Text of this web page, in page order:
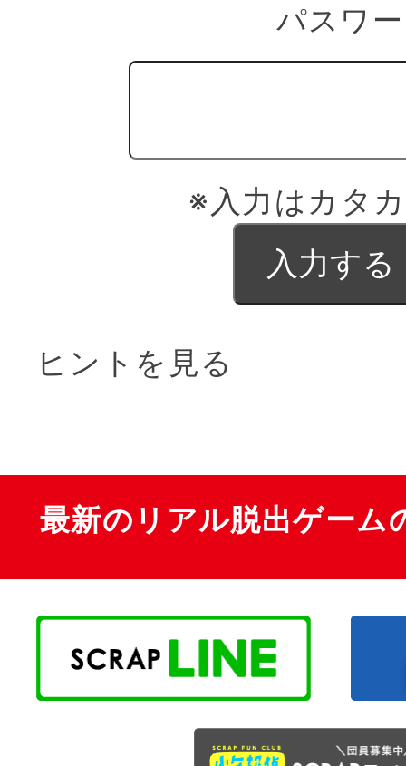
パスワ
※入力はカタ
ヒントを見る
最新のリアル脱出ゲーム